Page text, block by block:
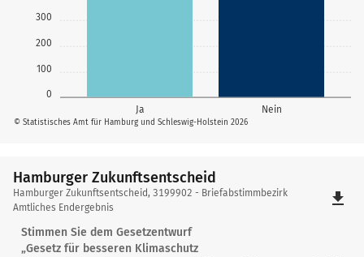
0
100
200
300
Ja Nein
© Statistisches Amt für Hamburg und Schleswig-Holstein 2026
Hamburger Zukunftsentscheid
Hamburger
Zukunftsentscheid
Hamburger Zukunftsentscheid, 3199902 - Briefabstimmbezirk
Amtliches Endergebnis
file_download
Stimmen Sie dem Gesetzentwurf
„Gesetz für besseren Klimaschutz